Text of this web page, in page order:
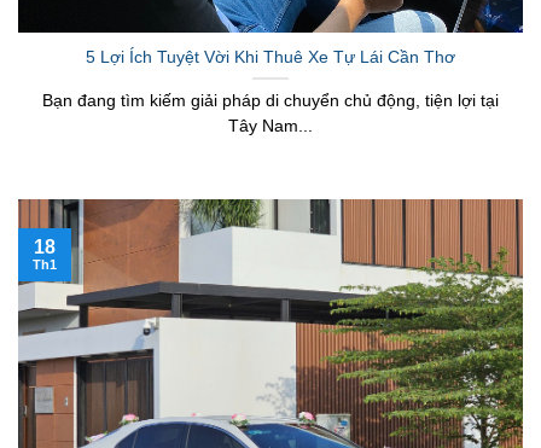
5 Lợi Ích Tuyệt Vời Khi Thuê Xe Tự Lái Cần Thơ
Bạn đang tìm kiếm giải pháp di chuyển chủ động, tiện lợi tại
Tây Nam...
18
Th1